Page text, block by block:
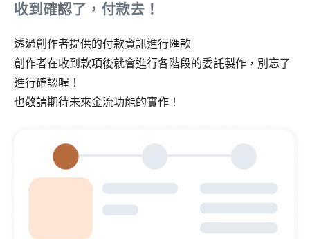
收到確認了，付款去！
透過創作者提供的付款資訊進行匯款
創作者在收到款項後就會進行各階段的委託製作，別忘了
進行確認喔！
也敬請期待未來金流功能的實作！